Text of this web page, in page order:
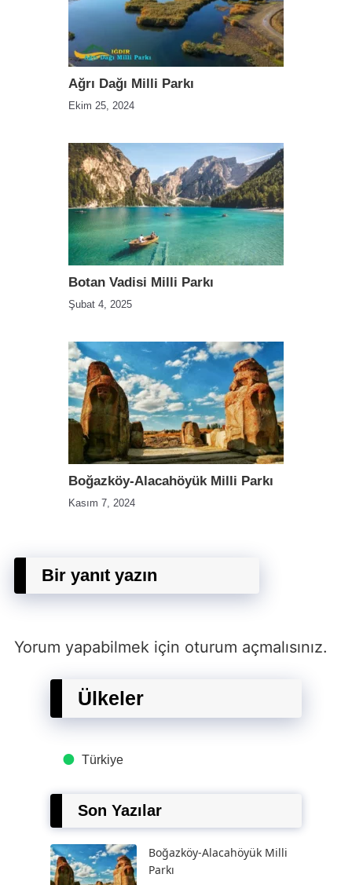
Ağrı Dağı Milli Parkı
Ekim 25, 2024
Botan Vadisi Milli Parkı
Şubat 4, 2025
Boğazköy-Alacahöyük Milli Parkı
Kasım 7, 2024
Bir yanıt yazın
Yorum yapabilmek için oturum açmalısınız.
Ülkeler
Türkiye
Son Yazılar
Boğazköy-Alacahöyük Milli
Parkı